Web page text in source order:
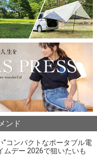
ンド
”コンパクトなポータブル電
デー 2026で狙いたいも